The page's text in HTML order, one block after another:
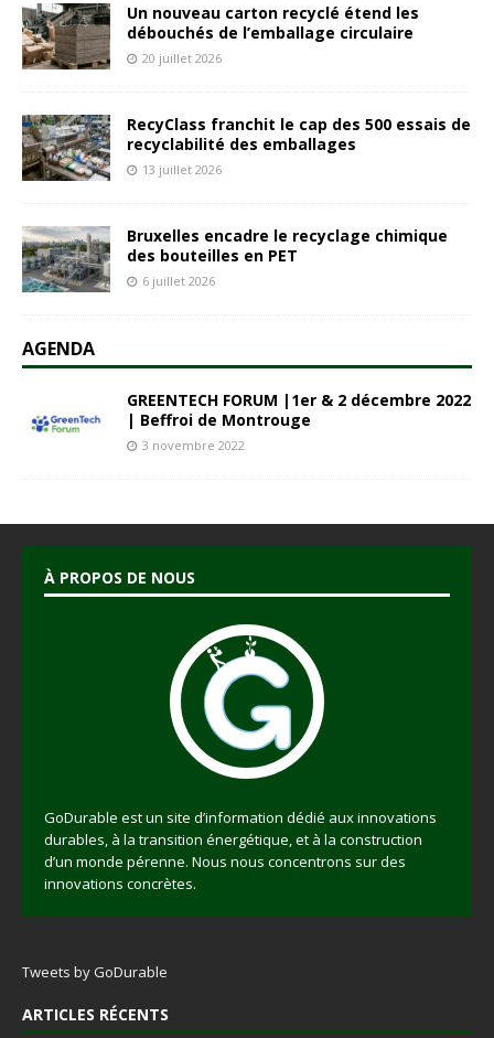
e
:
Un nouveau carton recyclé étend les
débouchés de l’emballage circulaire
20 juillet 2026
RecyClass franchit le cap des 500 essais de
recyclabilité des emballages
13 juillet 2026
Bruxelles encadre le recyclage chimique
des bouteilles en PET
6 juillet 2026
AGENDA
GREENTECH FORUM |1er & 2 décembre 2022
| Beffroi de Montrouge
3 novembre 2022
À PROPOS DE NOUS
GoDurable est un site d’information dédié aux innovations
durables, à la transition énergétique, et à la construction
d’un monde pérenne. Nous nous concentrons sur des
innovations concrètes.
Tweets by GoDurable
ARTICLES RÉCENTS